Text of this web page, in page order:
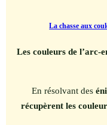
La chasse aux
Les couleurs de l’arc-
En résolvant des
récupèrent les